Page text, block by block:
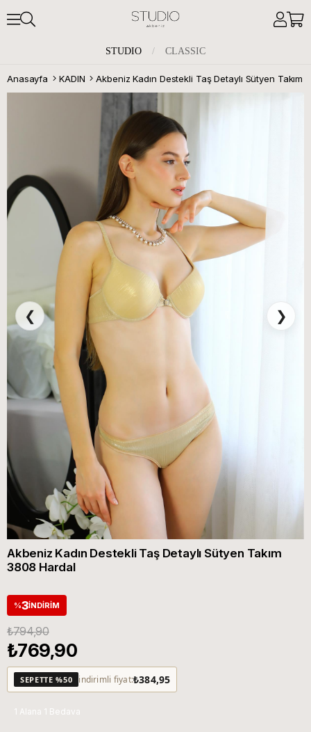
STUDIO / CLASSIC
Anasayfa KADIN
❮ ❯
Akbeniz Kadın Destekli Taş Detaylı Sütyen Takım
3808 Hardal
%3İNDIRIM
₺794,90
₺769,90
SEPETTE %50 indirimli fiyat:₺384,95
1 Alana 1 Bedava